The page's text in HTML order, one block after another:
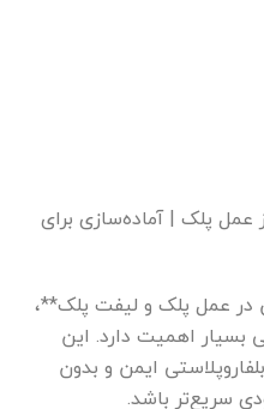
از عمل پلک | آماده‌سازی برای
در عمل پلک و لیفت پلک**،
بسیار اهمیت دارد. این
ایمن و بدون
سریع‌تر باشد.